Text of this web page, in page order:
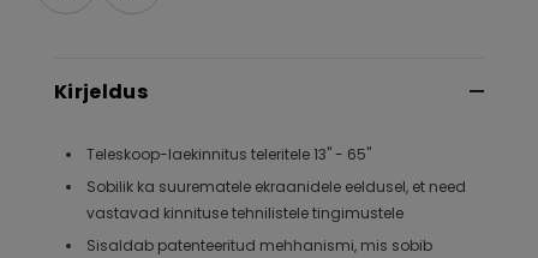
Kirjeldus
Teleskoop-laekinnitus teleritele 13" - 65"
Sobilik ka suurematele ekraanidele eeldusel, et need
vastavad kinnituse tehnilistele tingimustele
Sisaldab patenteeritud mehhanismi, mis sobib